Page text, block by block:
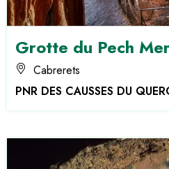
Grotte du Pech
Cabrerets
PNR DES CAUSSES DU